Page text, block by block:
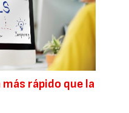
rápido que la